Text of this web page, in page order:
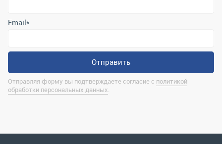
Контактная информация
marina@uralrsmiass.ru